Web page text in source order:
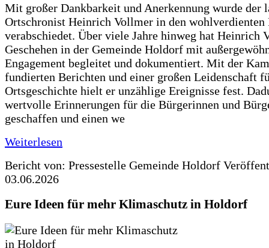
Mit großer Dankbarkeit und Anerkennung wurde der
Ortschronist Heinrich Vollmer in den wohlverdienten
verabschiedet. Über viele Jahre hinweg hat Heinrich
Geschehen in der Gemeinde Holdorf mit
Engagement begleitet und dokumentiert. Mit der
fundierten Berichten und einer großen Leidenschaft
Ortsgeschichte hielt er unzählige Ereignisse fest.
wertvolle Erinnerungen für die Bürgerinnen und
geschaffen und einen we
Weiterlesen
Bericht von: Pressestelle Gemeinde Holdorf
03.06.2026
Eure Ideen für mehr Klimaschutz in Holdorf